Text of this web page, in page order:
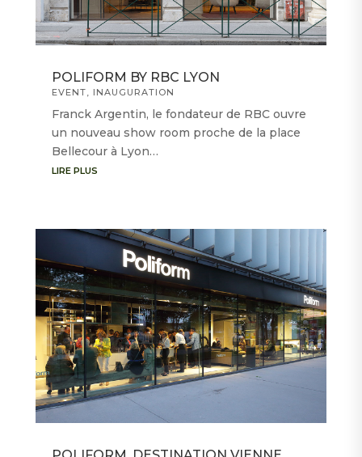
POLIFORM BY RBC LYON
EVENT, INAUGURATION
Franck Argentin, le fondateur de RBC ouvre
un nouveau show room proche de la place
Bellecour à Lyon…
LIRE PLUS